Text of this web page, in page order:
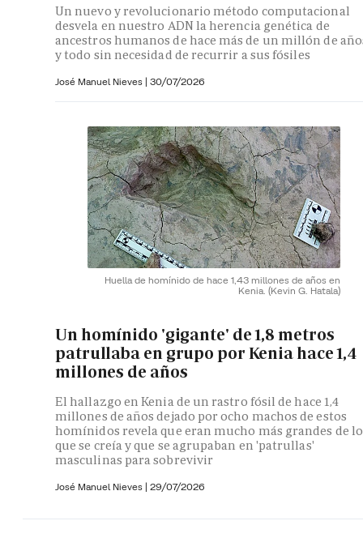
Un nuevo y revolucionario método computacional
desvela en nuestro ADN la herencia genética de
ancestros humanos de hace más de un millón de
y todo sin necesidad de recurrir a sus fósiles
José Manuel Nieves | 30/07/2026
Huella de homínido de hace 1,43 millones de años en
Kenia. (Kevin G. Hatala)
Un homínido 'gigante' de 1,8 metros
patrullaba en grupo por Kenia hace 1,4
millones de años
El hallazgo en Kenia de un rastro fósil de hace 1,4
millones de años dejado por ocho machos de estos
homínidos revela que eran mucho más grandes de lo
que se creía y que se agrupaban en 'patrullas'
masculinas para sobrevivir
José Manuel Nieves | 29/07/2026